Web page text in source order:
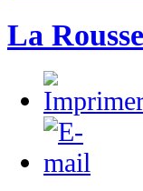
La